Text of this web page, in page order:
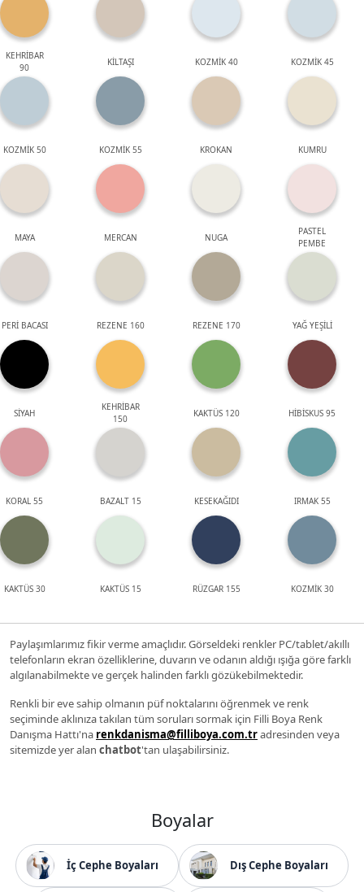
KEHRİBAR
90
KİLTAŞI KOZMİK 40 KOZMİK 45
KOZMİK 50 KOZMİK 55 KROKAN KUMRU
MAYA MERCAN NUGA
PASTEL
PEMBE
PERİ BACASI REZENE 160 REZENE 170 YAĞ YEŞİLİ
SİYAH
KEHRİBAR
150
KAKTÜS 120 HİBİSKUS 95
KORAL 55 BAZALT 15 KESEKAĞIDI IRMAK 55
KAKTÜS 30 KAKTÜS 15 RÜZGAR 155 KOZMİK 30
Paylaşımlarımız fikir verme amaçlıdır. Görseldeki renkler PC/tablet/akıllı
telefonların ekran özelliklerine, duvarın ve odanın aldığı ışığa göre farklı
algılanabilmekte ve gerçek halinden farklı gözükebilmektedir.
Renkli bir eve sahip olmanın püf noktalarını öğrenmek ve renk
seçiminde aklınıza takılan tüm soruları sormak için Filli Boya Renk
Danışma Hattı'na renkdanisma@filliboya.com.tradresinden veya
sitemizde yer alan chatbot'tan ulaşabilirsiniz.
Boyalar
İç Cephe Boyaları Dış Cephe Boyaları